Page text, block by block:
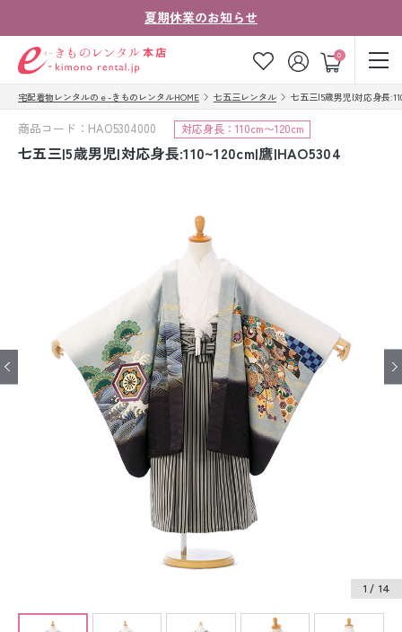
夏期休業のお知らせ
0
ゲスト
お気に入り ログイン カート
ご注文の流れ
法人・グループの
お客様はこちら
着物の種類から探す
七五三レンタル
宅配着物レンタルのｅ-きものレンタルHOME 七五三レンタル 七五三|5歳男児|対応身長
商品コード：HAO5304000 対応身長：110cm〜120cm
七五三|5歳男児|対応身長:110~120cm|鷹|HAO5304
1 / 14